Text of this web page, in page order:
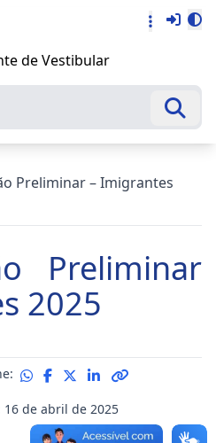
de Vestibular
Preliminar – Imigrantes
Preliminar
2025
16 de abril de 2025